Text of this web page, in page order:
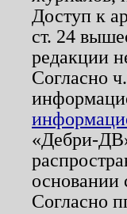
Доступ к
ст. 24
редакции
Согласно
«Дебри-
основании
Согласно